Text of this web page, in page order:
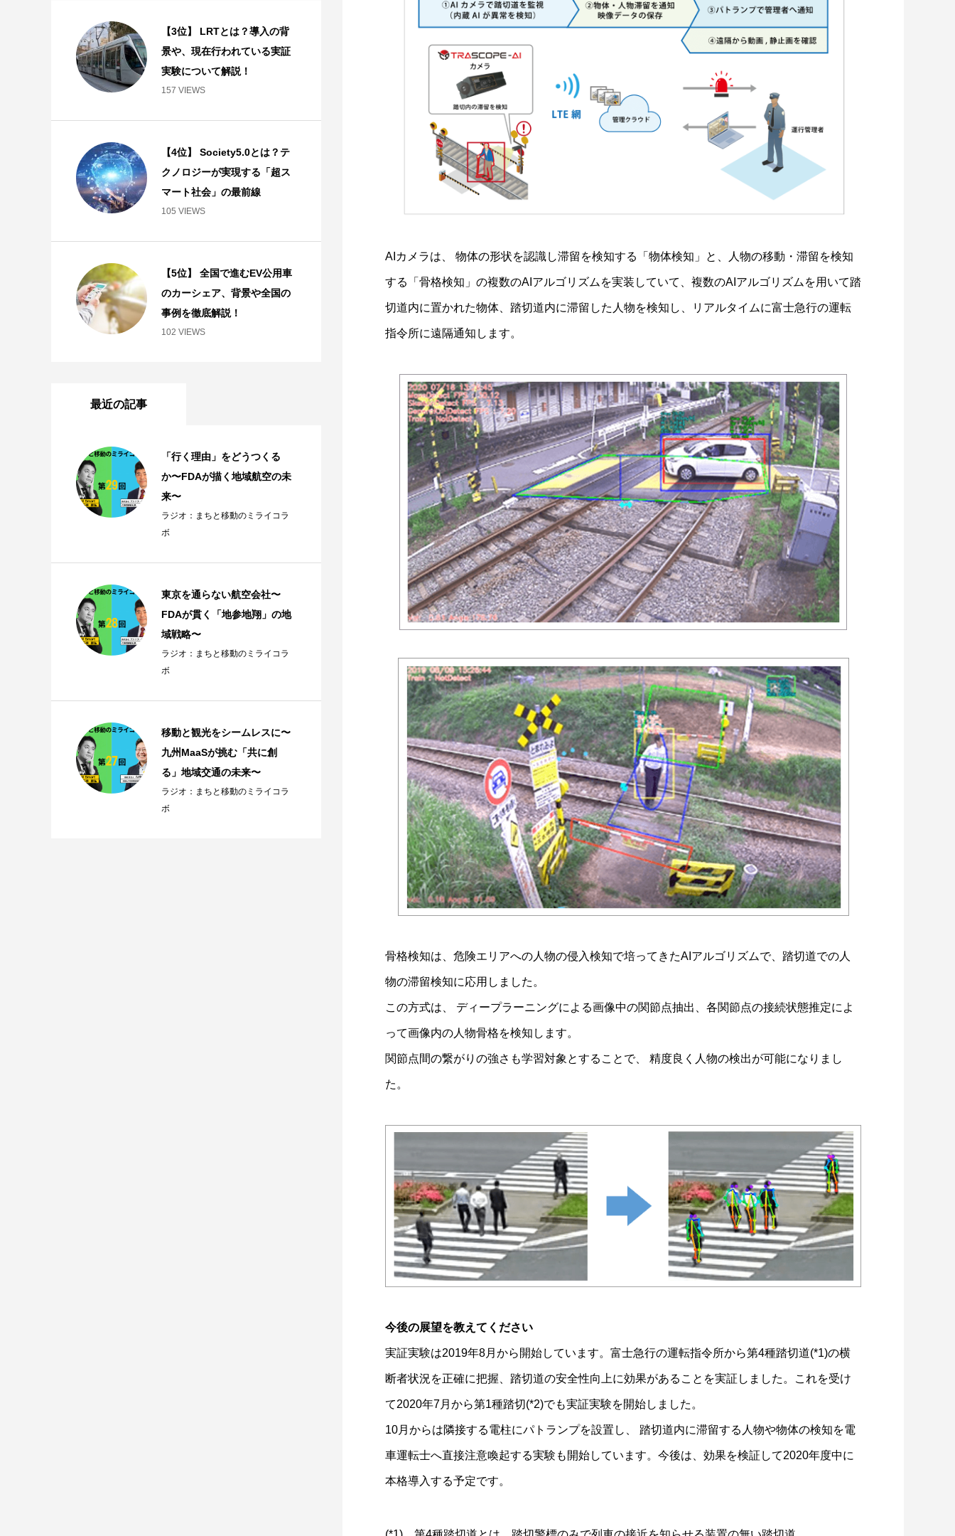
AIカメラは、 物体の形状を認識し滞留を検知する「物体検知」と、人物の移動・滞留を検知
する「骨格検知」の複数のAIアルゴリズムを実装していて、複数のAIアルゴリズムを用いて踏
切道内に置かれた物体、踏切道内に滞留した人物を検知し、リアルタイムに富士急行の運転
指令所に遠隔通知します。
骨格検知は、危険エリアへの人物の侵入検知で培ってきたAIアルゴリズムで、踏切道での人
物の滞留検知に応用しました。
この方式は、 ディープラーニングによる画像中の関節点抽出、各関節点の接続状態推定によ
って画像内の人物骨格を検知します。
関節点間の繋がりの強さも学習対象とすることで、 精度良く人物の検出が可能になりまし
た。
今後の展望を教えてください
実証実験は2019年8月から開始しています。富士急行の運転指令所から第4種踏切道(*1)の横
断者状況を正確に把握、踏切道の安全性向上に効果があることを実証しました。これを受け
て2020年7月から第1種踏切(*2)でも実証実験を開始しました。
10月からは隣接する電柱にパトランプを設置し、 踏切道内に滞留する人物や物体の検知を電
車運転士へ直接注意喚起する実験も開始しています。今後は、効果を検証して2020年度中に
本格導入する予定です。
【3位】 LRTとは？導入の背
景や、現在行われている実証
実験について解説！
157 VIEWS
【4位】 Society5.0とは？テ
クノロジーが実現する「超ス
マート社会」の最前線
105 VIEWS
【5位】 全国で進むEV公用車
のカーシェア、背景や全国の
事例を徹底解説！
102 VIEWS
最近の記事
「行く理由」をどうつくる
か〜FDAが描く地域航空の未
来〜
ラジオ：まちと移動のミライコラ
ボ
東京を通らない航空会社〜
FDAが貫く「地参地翔」の地
域戦略〜
ラジオ：まちと移動のミライコラ
ボ
移動と観光をシームレスに〜
九州MaaSが挑む「共に創
る」地域交通の未来〜
ラジオ：まちと移動のミライコラ
ボ